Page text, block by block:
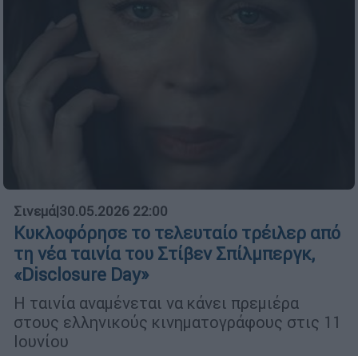
Σινεμά|30.05.2026 22:00
Κυκλοφόρησε το τελευταίο τρέιλερ από
τη νέα ταινία του Στίβεν Σπίλμπεργκ,
«Disclosure Day»
Η ταινία αναμένεται να κάνει πρεμιέρα
στους ελληνικούς κινηματογράφους στις 11
Ιουνίου